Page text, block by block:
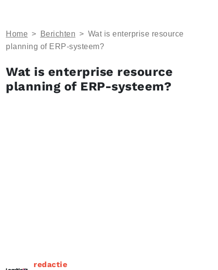
Home > Berichten > Wat is enterprise resource
planning of ERP-systeem?
Wat is enterprise resource
planning of ERP-systeem?
redactie